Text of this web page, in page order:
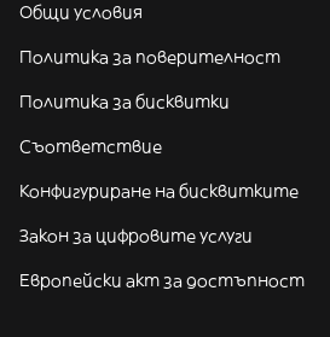
Общи условия
Политика за поверителност
Политика за бисквитки
Съответствие
Конфигуриране на бисквитките
Закон за цифровите услуги
Европейски акт за достъпност